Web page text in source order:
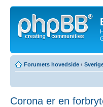
Forumets hovedside ‹
Corona er en